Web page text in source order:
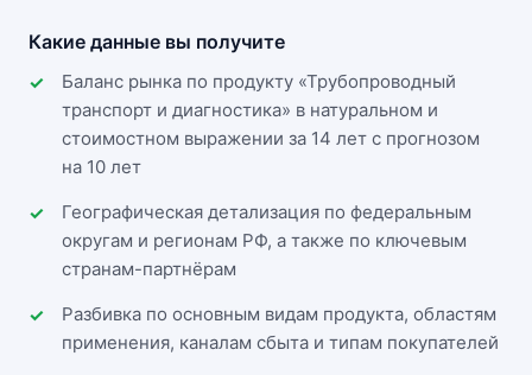
Какие данные вы получите
Баланс рынка по продукту «Трубопроводный
транспорт и диагностика» в натуральном и
стоимостном выражении за 14 лет с прогнозом
на 10 лет
Географическая детализация по федеральным
округам и регионам РФ, а также по ключевым
странам-партнёрам
Разбивка по основным видам продукта, областям
применения, каналам сбыта и типам покупателей